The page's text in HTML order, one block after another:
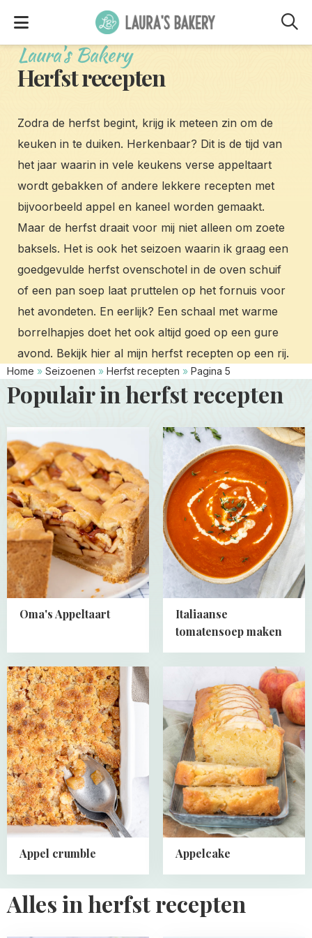
Laura's Bakery
Herfst recepten
Zodra de herfst begint, krijg ik meteen zin om de
keuken in te duiken. Herkenbaar? Dit is de tijd van
het jaar waarin in vele keukens verse appeltaart
wordt gebakken of andere lekkere recepten met
bijvoorbeeld appel en kaneel worden gemaakt.
Maar de herfst draait voor mij niet alleen om zoete
baksels. Het is ook het seizoen waarin ik graag een
goedgevulde herfst ovenschotel in de oven schuif
of een pan soep laat pruttelen op het fornuis voor
het avondeten. En eerlijk? Een schaal met warme
borrelhapjes doet het ook altijd goed op een gure
avond. Bekijk hier al mijn herfst recepten op een rij.
Home » Seizoenen » Herfst recepten » Pagina 5
Populair in herfst recepten
Oma's Appeltaart
more
about
Oma's
Appeltaart
Italiaanse
tomatensoep maken
Read
about
Italiaanse
tomatensoep
maken
Appel crumble
Read
more
about
Appel
crumble
Appelcake
about
Appelcake
Alles in herfst recepten